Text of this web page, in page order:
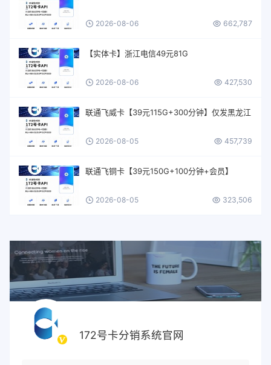
2026-08-06 662,787
【实体卡】浙江电信49元81G
2026-08-06 427,530
联通飞威卡【39元115G+300分钟】仅发黑龙江
2026-08-05 457,739
联通飞铜卡【39元150G+100分钟+会员】
2026-08-05 323,506
172号卡分销系统官网